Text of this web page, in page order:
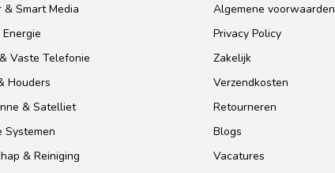
& Smart Media
Vaste Telefonie
Houders
& Satelliet
Systemen
& Reiniging
Algemene voorwaarden
Privacy Policy
Zakelijk
Verzendkosten
Retourneren
Blogs
Vacatures